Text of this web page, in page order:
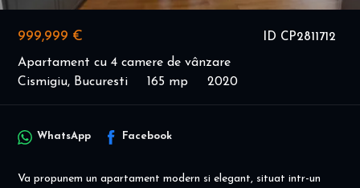
ID CP2811712
999,999 €
Apartament cu 4 camere de vânzare
Cismigiu, Bucuresti
165 mp 2020
WhatsApp Facebook
Va propunem un apartament modern si elegant, situat intr-un